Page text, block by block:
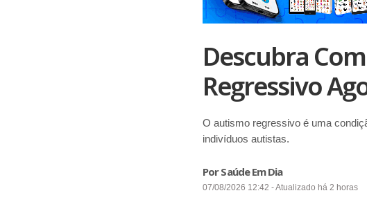
Descubra
Regressivo
O autismo regressivo é uma
indivíduos autistas.
Por Saúde Em Dia
07/08/2026 12:42 - Atualizado há 2 horas